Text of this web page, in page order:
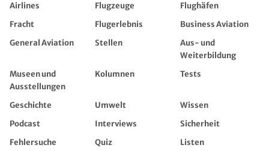
Airlines Flugzeuge
Flughäfen
Fracht
Flugerlebnis
Business Aviation
General Aviation
Stellen
Aus- und
Weiterbildung
Museen und
Ausstellungen
Kolumnen Tests
Geschichte Umwelt
Wissen
Podcast
Interviews
Sicherheit
Fehlersuche
Quiz
Listen